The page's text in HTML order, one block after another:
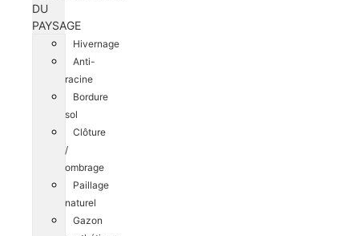
DU
PAYSAGE
Hivernage
Anti-
racine
Bordure
sol
Clôture
/
ombrage
Paillage
naturel
Gazon